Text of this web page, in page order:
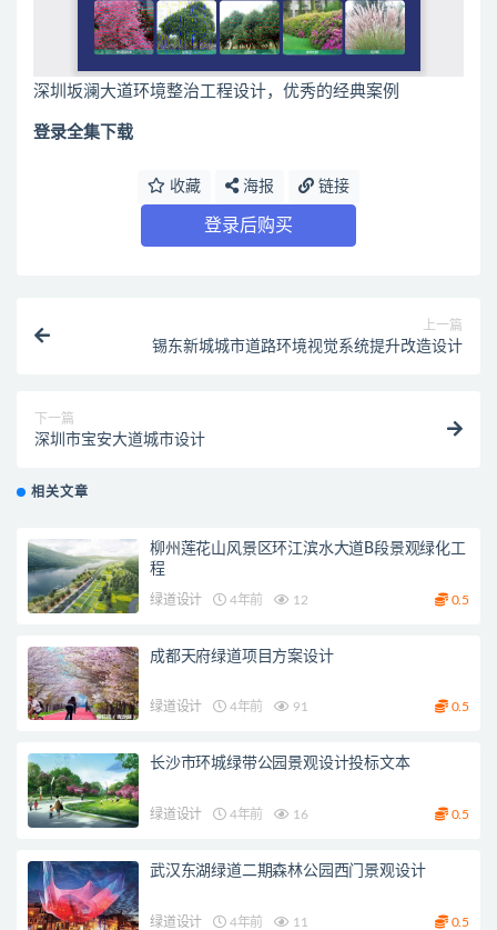
深圳坂澜大道环境整治工程设计，优秀的经典案例
登录全集下载
收藏 海报 链接
登录后购买
上一篇
锡东新城城市道路环境视觉系统提升改造设计
下一篇
深圳市宝安大道城市设计
相关文章
柳州莲花山风景区环江滨水大道B段景观绿化工
程
绿道设计 4年前 12 0.5
成都天府绿道项目方案设计
绿道设计 4年前 91 0.5
长沙市环城绿带公园景观设计投标文本
绿道设计 4年前 16 0.5
武汉东湖绿道二期森林公园西门景观设计
绿道设计 4年前 11 0.5